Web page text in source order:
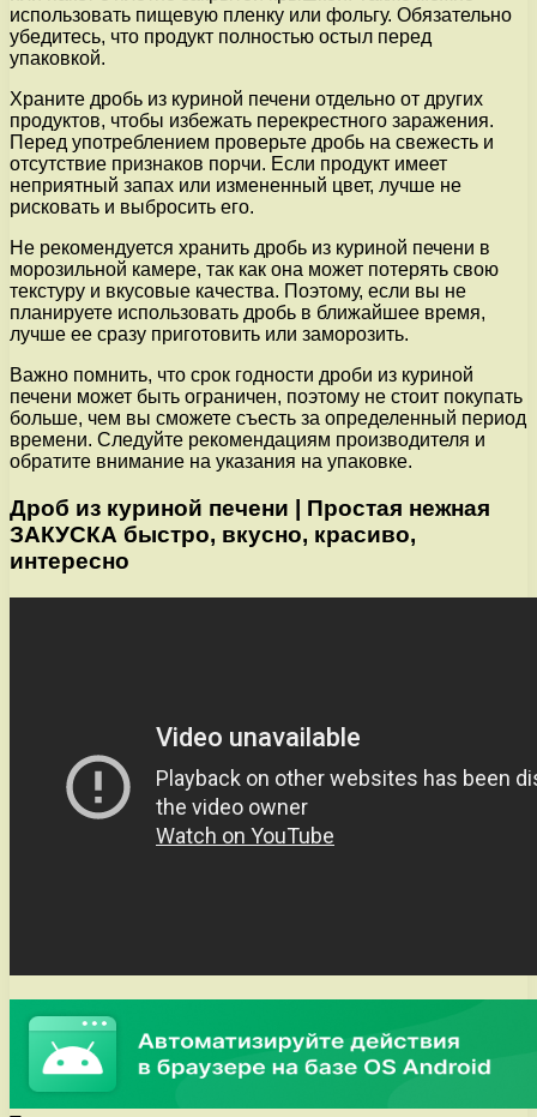
использовать пищевую пленку или фольгу. Обязательно
убедитесь, что продукт полностью остыл перед
упаковкой.
Храните дробь из куриной печени отдельно от других
продуктов, чтобы избежать перекрестного заражения.
Перед употреблением проверьте дробь на свежесть и
отсутствие признаков порчи. Если продукт имеет
неприятный запах или измененный цвет, лучше не
рисковать и выбросить его.
Не рекомендуется хранить дробь из куриной печени в
морозильной камере, так как она может потерять свою
текстуру и вкусовые качества. Поэтому, если вы не
планируете использовать дробь в ближайшее время,
лучше ее сразу приготовить или заморозить.
Важно помнить, что срок годности дроби из куриной
печени может быть ограничен, поэтому не стоит покупать
больше, чем вы сможете съесть за определенный период
времени. Следуйте рекомендациям производителя и
обратите внимание на указания на упаковке.
Дроб из куриной печени | Простая нежная
ЗАКУСКА быстро, вкусно, красиво,
интересно